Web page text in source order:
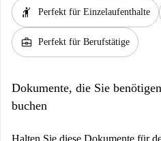
hail Perfekt für Einzelaufenthalte
business_center Perfekt für Berufstätige
Dokumente, die Sie
buchen
Halten Sie diese Dokumente für